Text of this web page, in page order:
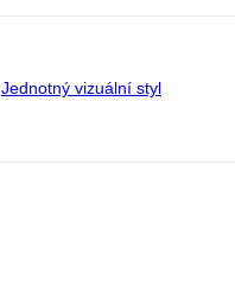
Jednotný vizuální styl